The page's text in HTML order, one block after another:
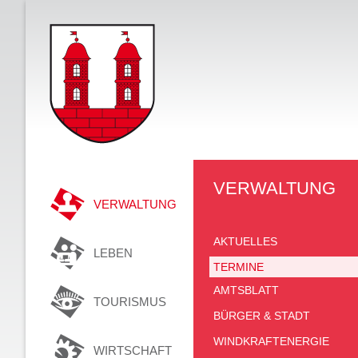
VERWALTUNG
LEBEN
TOURISMUS
WIRTSCHAFT
VERWALTUNG
AKTUELLES
TERMINE
AMTSBLATT
BÜRGER & STADT
WINDKRAFTENERGIE